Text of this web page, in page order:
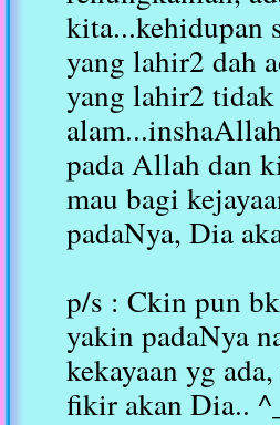
kita...kehidupan
yang lahir2 dah
yang lahir2
pada Allah dan
mau bagi
padaNya, Dia
p/s : Ckin pun
yakin padaNya
kekayaan yg
fikir akan Dia..